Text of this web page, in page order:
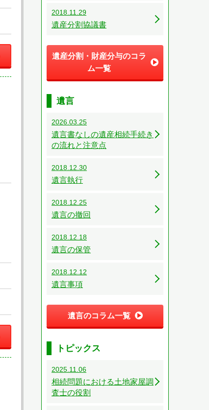
2018.11.29
遺産分割協議書
遺産分割・財産分与のコラ
ム一覧
遺言
2026.03.25
遺言書なしの遺産相続手続き
の流れと注意点
2018.12.30
遺言執行
2018.12.25
遺言の撤回
2018.12.18
遺言の保管
2018.12.12
遺言事項
遺言のコラム一覧
トピックス
2025.11.06
相続問題における土地家屋調
査士の役割